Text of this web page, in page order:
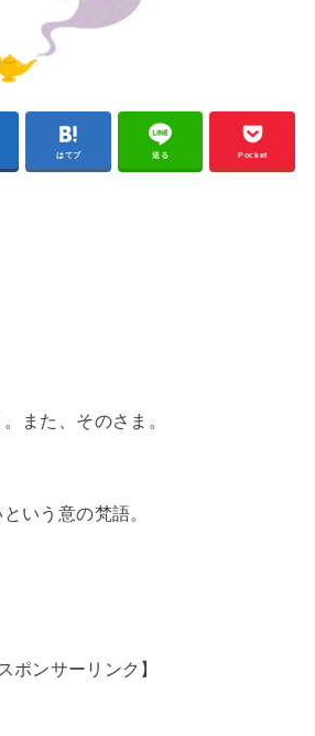
はてブ 送る Pocket
また、そのさま。
いう意の梵語。
スポンサーリンク】